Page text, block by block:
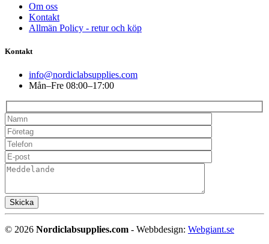
Om oss
Kontakt
Allmän Policy - retur och köp
Kontakt
info@nordiclabsupplies.com
Mån–Fre 08:00–17:00
© 2026 Nordiclabsupplies.com - Webbdesign: Webgiant.se